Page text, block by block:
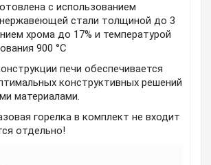
с использованием
стали толщиной до 3
хрома до 17% и температурой
900 °C
печи обеспечивается
конструктивных решений
материалами.
горелка в комплект не входит
отдельно!